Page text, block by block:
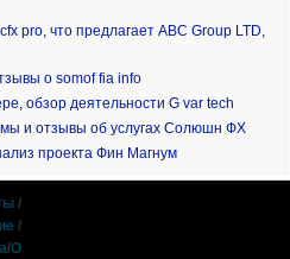
pro, что предлагает ABC Group LTD,
о somof fia info
обзор деятельности G var tech
и отзывы об услугах Солюшн ФХ
проекта Фин Магнум
/
/
/О